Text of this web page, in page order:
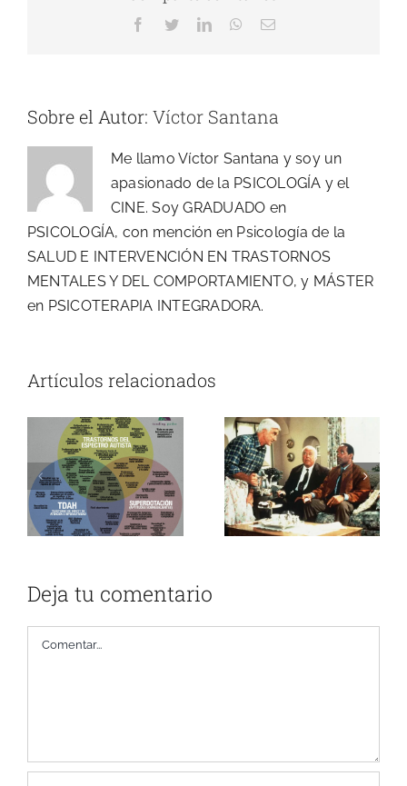
Facebook
TwitterLinkedInWhatsApp
Correo
Sobre el Autor: Víctor Santana
Me llamo Víctor Santana y soy un
apasionado de la PSICOLOGÍA y el
CINE. Soy GRADUADO en
PSICOLOGÍA, con mención en Psicología de la
SALUD E INTERVENCIÓN EN TRASTORNOS
MENTALES Y DEL COMPORTAMIENTO, y MÁSTER
en PSICOTERAPIA INTEGRADORA.
Artículos relacionados
El Talento en
Deja tu comentario
Comentar